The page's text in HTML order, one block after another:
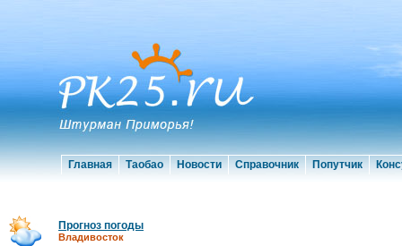
Главная Таобао Новости Справочник Попутчик
Прогноз погоды
Владивосток